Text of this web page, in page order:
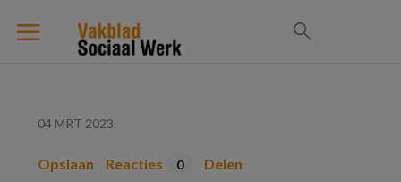
04 MRT 2023
Opslaan Reacties 0 Delen